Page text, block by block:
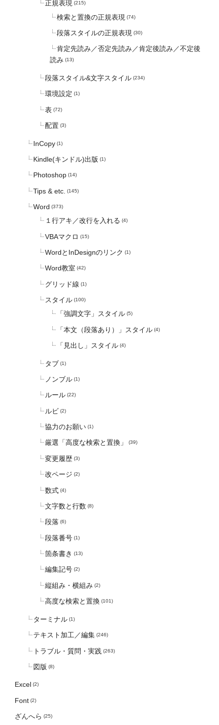
正規表現 (215)
検索と置換の正規表現 (74)
段落スタイルの正規表現 (30)
肯定先読み／否定先読み／肯定後読み／不定後
読み (13)
段落スタイル&文字スタイル (234)
環境設定 (1)
表 (72)
配置 (3)
InCopy (1)
Kindle(キンドル)出版 (1)
Photoshop (14)
Tips & etc. (145)
Word (373)
１行アキ／改行を入れる (4)
VBAマクロ (15)
WordとInDesignのリンク (1)
Word教室 (42)
グリッド線 (1)
スタイル (100)
「強調文字」スタイル (5)
「本文（段落あり）」スタイル (4)
「見出し」スタイル (4)
タブ (1)
ノンブル (1)
ルール (22)
ルビ (2)
協力のお願い (1)
厳選「高度な検索と置換」 (39)
変更履歴 (3)
改ページ (2)
数式 (4)
文字数と行数 (8)
段落 (6)
段落番号 (1)
箇条書き (13)
編集記号 (2)
縦組み・横組み (2)
高度な検索と置換 (101)
ターミナル (1)
テキスト加工／編集 (246)
トラブル・質問・実践 (263)
図版 (8)
Excel (2)
Font (2)
ざんへら (25)